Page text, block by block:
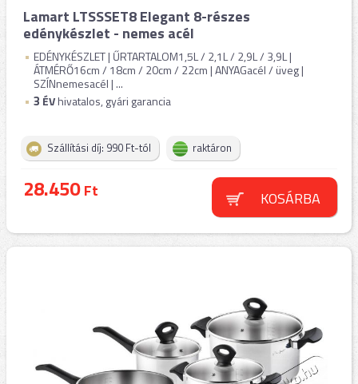
Lamart LTSSSET8 Elegant 8-részes
edénykészlet - nemes acél
EDÉNYKÉSZLET | ŰRTARTALOM1,5L / 2,1L / 2,9L / 3,9L |
ÁTMÉRŐ16cm / 18cm / 20cm / 22cm | ANYAGacél / üveg |
SZÍNnemesacél | ...
3 ÉVhivatalos, gyári garancia
Szállítási díj: 990 Ft-tól raktáron
28.450Ft KOSÁRBA